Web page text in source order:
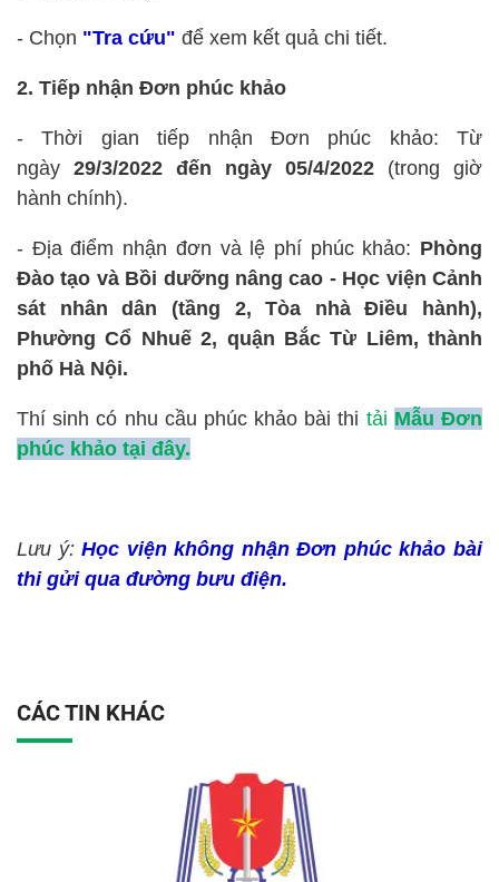
- Chọn "Tra cứu" để xem kết quả chi tiết.
2. Tiếp nhận Đơn phúc khảo
- Thời gian tiếp nhận Đơn phúc khảo: Từ
ngày 29/3/2022 đến ngày 05/4/2022 (trong giờ
hành chính).
- Địa điểm nhận đơn và lệ phí phúc khảo: Phòng
Đào tạo và Bồi dưỡng nâng cao - Học viện Cảnh
sát nhân dân (tầng 2, Tòa nhà Điều hành),
Phường Cổ Nhuế 2, quận Bắc Từ Liêm, thành
phố Hà Nội.
Thí sinh có nhu cầu phúc khảo bài thi tải Mẫu Đơn
phúc khảo tại đây.
Lưu ý:Học viện không nhận Đơn phúc khảo bài
thi gửi qua đường bưu điện.
CÁC TIN KHÁC